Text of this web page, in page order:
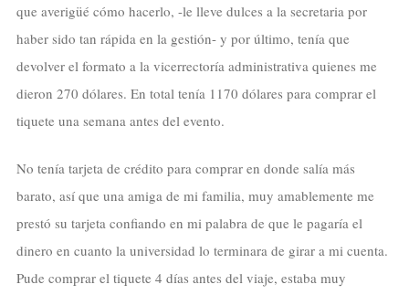
que averigüé cómo hacerlo, -le lleve dulces a la secretaria por
haber sido tan rápida en la gestión- y por último, tenía que
devolver el formato a la vicerrectoría administrativa quienes me
dieron 270 dólares. En total tenía 1170 dólares para comprar el
tiquete una semana antes del evento.
No tenía tarjeta de crédito para comprar en donde salía más
barato, así que una amiga de mi familia, muy amablemente me
prestó su tarjeta confiando en mi palabra de que le pagaría el
dinero en cuanto la universidad lo terminara de girar a mi cuenta.
Pude comprar el tiquete 4 días antes del viaje, estaba muy